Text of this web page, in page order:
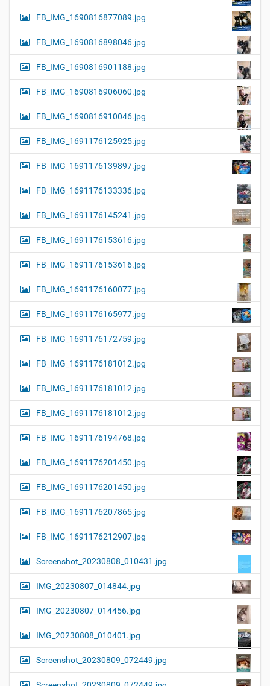
FB_IMG_1690816877089.jpg
FB_IMG_1690816898046.jpg
FB_IMG_1690816901188.jpg
FB_IMG_1690816906060.jpg
FB_IMG_1690816910046.jpg
FB_IMG_1691176125925.jpg
FB_IMG_1691176139897.jpg
FB_IMG_1691176133336.jpg
FB_IMG_1691176145241.jpg
FB_IMG_1691176153616.jpg
FB_IMG_1691176153616.jpg
FB_IMG_1691176160077.jpg
FB_IMG_1691176165977.jpg
FB_IMG_1691176172759.jpg
FB_IMG_1691176181012.jpg
FB_IMG_1691176181012.jpg
FB_IMG_1691176181012.jpg
FB_IMG_1691176194768.jpg
FB_IMG_1691176201450.jpg
FB_IMG_1691176201450.jpg
FB_IMG_1691176207865.jpg
FB_IMG_1691176212907.jpg
Screenshot_20230808_010431.jpg
IMG_20230807_014844.jpg
IMG_20230807_014456.jpg
IMG_20230808_010401.jpg
Screenshot_20230809_072449.jpg